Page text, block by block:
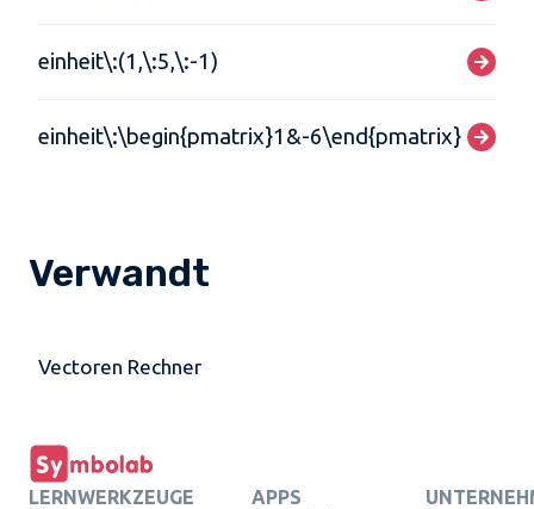
einheit\:(1,\:5,\:-1)
einheit\:\begin{pmatrix}1&-6\end{pmatrix}
Verwandt
Vectoren Rechner
LERNWERKZEUGE
APPS